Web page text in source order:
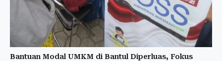
Bantuan Modal UMKM di Bantul Diperluas, Fokus